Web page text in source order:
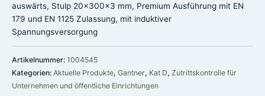
auswärts, Stulp 20x300x3 mm, Premium Ausführung mit EN
179 und EN 1125 Zulassung, mit induktiver
Spannungsversorgung
Artikelnummer: 1004545
Kategorien: Aktuelle Produkte, Gantner, Kat D, Zutrittskontrolle für
Unternehmen und öffentliche Einrichtungen